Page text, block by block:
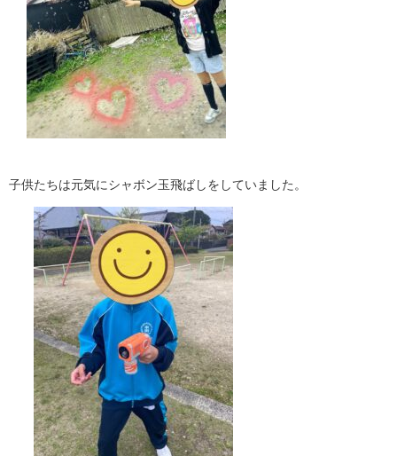
子供たちは元気にシャボン玉飛ばしをしていました。